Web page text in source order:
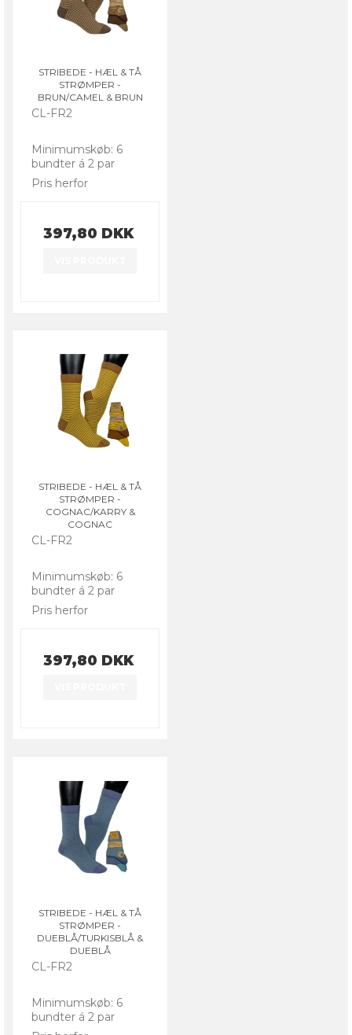
STRIBEDE - HÆL & TÅ
STRØMPER -
BRUN/CAMEL & BRUN
CL-FR2
Minimumskøb: 6
bundter á 2 par
Pris herfor
397,80 DKK
STRIBEDE - HÆL & TÅ
STRØMPER -
COGNAC/KARRY &
COGNAC
CL-FR2
Minimumskøb: 6
bundter á 2 par
Pris herfor
397,80 DKK
STRIBEDE - HÆL & TÅ
STRØMPER -
DUEBLÅ/TURKISBLÅ &
DUEBLÅ
CL-FR2
Minimumskøb: 6
bundter á 2 par